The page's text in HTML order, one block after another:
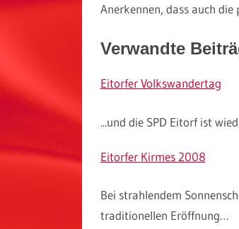
Anerkennen, dass auch
Verwandte
Eitorfer Volkswandertag
...und die SPD Eitorf ist
Eitorfer Kirmes 2008
Bei strahlendem
traditionellen Eröffnung…